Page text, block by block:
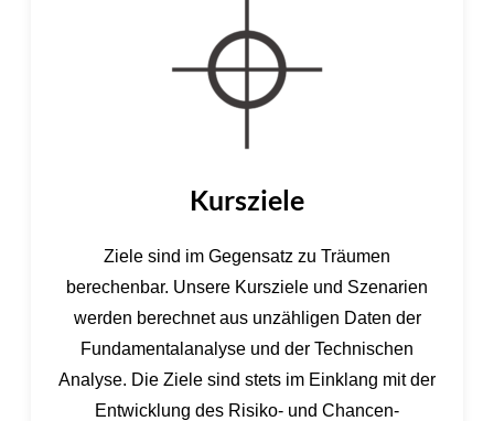
Kursziele
Ziele sind im Gegensatz zu Träumen
berechenbar. Unsere Kursziele und Szenarien
werden berechnet aus unzähligen Daten der
Fundamentalanalyse und der Technischen
Analyse. Die Ziele sind stets im Einklang mit der
Entwicklung des Risiko- und Chancen-